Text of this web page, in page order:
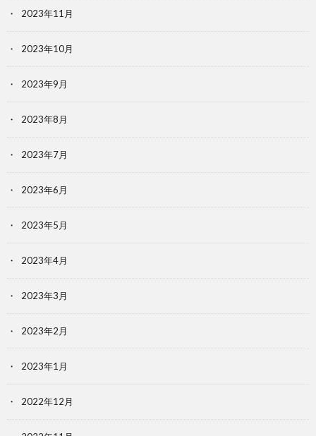
2023年11月
2023年10月
2023年9月
2023年8月
2023年7月
2023年6月
2023年5月
2023年4月
2023年3月
2023年2月
2023年1月
2022年12月